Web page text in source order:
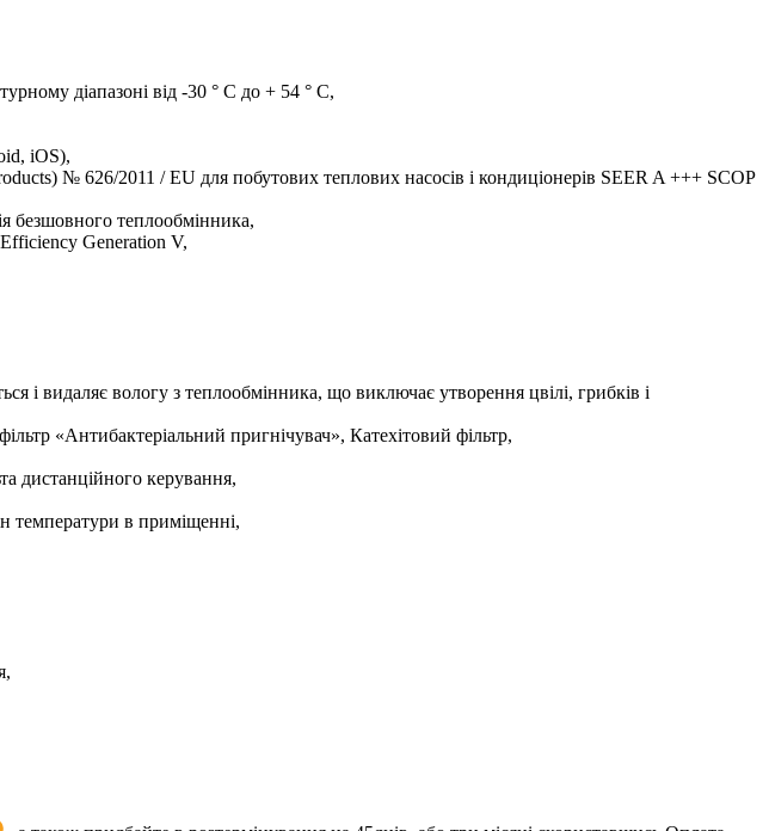
діапазоні від -30 ° С до + 54 ° C,
iOS),
№ 626/2011 / EU для побутових теплових насосів і кондиціонерів SEER A +++ SCOP
безшовного теплообмінника,
Generation V,
і видаляє вологу з теплообмінника, що виключає утворення цвілі, грибків і
«Антибактеріальний пригнічувач», Катехітовий фільтр,
дистанційного керування,
температури в приміщенні,